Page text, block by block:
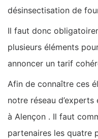
désinsectisation de
Il faut donc
plusieurs éléments
annoncer un tarif
Afin de connaître ces
notre réseau
à Alençon . Il faut
partenaires les quatre